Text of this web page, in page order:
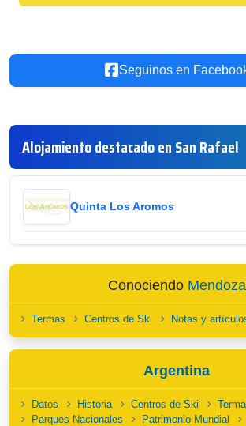
Seguinos en
Alojamiento destacado en San Rafael
Quinta Los Aromos
Conociendo Mendoza
Termas Centros de Ski Notas y
Argentina
Datos Historia Centros de Ski
Parques Nacionales
Patrimonio Mundial